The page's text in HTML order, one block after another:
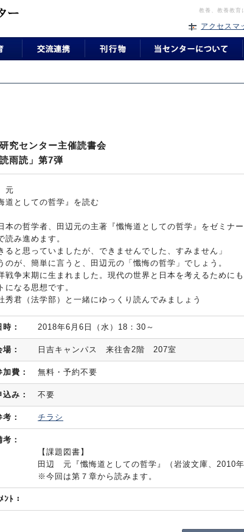
教養、教養教育
アクセスマ
究センター主催読書会
読雨読」第7弾
元
道としての哲学』を読む
本の哲学者、田辺元の主著『懺悔道としての哲学』をゼミナ
読み進めます。
ると思っていましたが、できませんでした、すみません」
のが、簡単に言うと、田辺元の「懺悔の哲学」でしょう。
戦争末期に生まれました。現代の世界と日本を考えるためにも
になる思想です。
秀君（法学部）と一緒にゆっくり読んでみましょう
時： 2018年6月6日（水）18：30～
場： 日吉キャンパス 来往舎2階 207室
加費： 無料・予約不要
込み： 不要
考： チラシ
考：
【課題図書】
田辺 元『懺悔道としての哲学』（岩波文庫、2010
※今回は第７章から読みます。
ﾝﾄ：